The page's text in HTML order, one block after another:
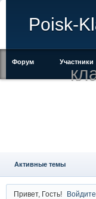
Poisk-
Форум Участники
Активные темы
Привет, Гость! Войдите